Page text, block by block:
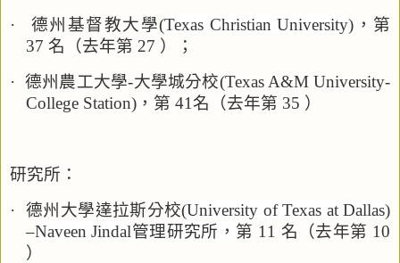
·
德州基督教大學(Texas Christian University) ，第
37 名（去年第 27 ）；
· 德州農工大學-大學城分校(Texas A&M University-
College Station) ，第 41名（去年第 35 ）
研究所：
·
德州大學達拉斯分校(University of Texas at Dallas)
–Naveen Jindal管理研究所， 第 11 名（去年第 10
）